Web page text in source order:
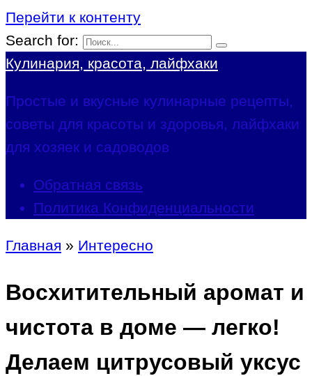
Перейти к контенту
Search for:
Кулинария, красота, лайфхаки
Простые и вкусные кулинарные рецепты,
советы для красоты и здоровья, лайфхаки
для хозяек и садоводов
Обратная связь
Политика Конфиденциальности
Главная » Интересно
Восхитительный аромат и
чистота в доме — легко!
Делаем цитрусовый уксус